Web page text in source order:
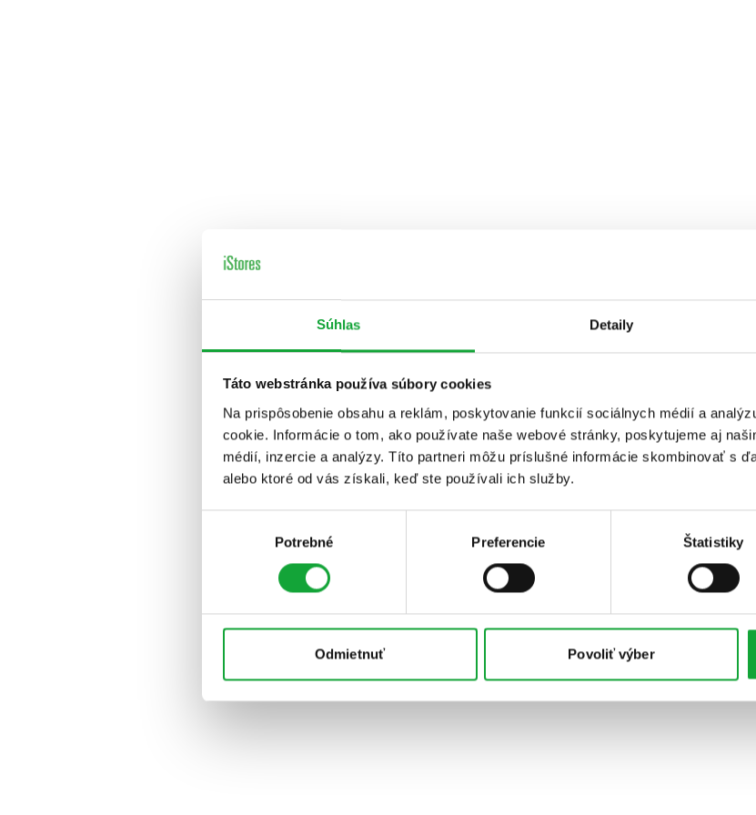
Súhlas Detaily
Táto webstránka používa súbory cookies
Na prispôsobenie obsahu a reklám, poskytovanie funkcií sociálnych médií a
cookie. Informácie o tom, ako používate naše webové stránky, poskytujeme aj
médií, inzercie a analýzy. Títo partneri môžu príslušné informácie skombinovať s
alebo ktoré od vás získali, keď ste používali ich služby.
Potrebné Preferencie Štatistiky
Odmietnuť Povoliť výber